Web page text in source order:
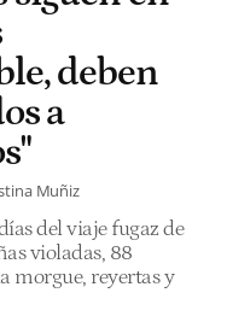
deben
a
Muñiz
del viaje fugaz de
violadas, 88
morgue, reyertas y